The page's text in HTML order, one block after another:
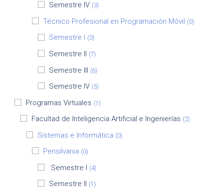
Semestre IV (3)
Técnico Profesional en Programación Móvil (0)
Semestre I (0)
Semestre II (7)
Semestre III (6)
Semestre IV (5)
Programas Virtuales (1)
Facultad de Inteligencia Artificial e Ingenierías (2)
Sistemas e Informática (0)
Pensilvania (0)
Semestre I (4)
Semestre II (1)